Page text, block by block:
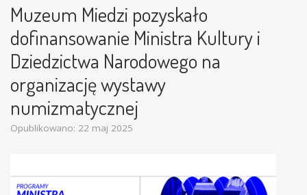
Muzeum Miedzi pozyskało
dofinansowanie Ministra Kultury i
Dziedzictwa Narodowego na
organizację wystawy
numizmatycznej
Opublikowano: 22 maj 2025